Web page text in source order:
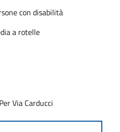
con disabilità
a rotelle
Via Carducci